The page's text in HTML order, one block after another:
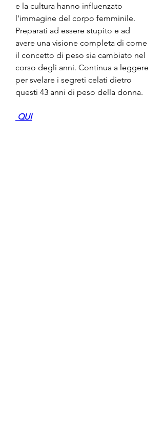
e la cultura hanno influenzato
l'immagine del corpo femminile.
Preparati ad essere stupito e ad
avere una visione completa di come
il concetto di peso sia cambiato nel
corso degli anni. Continua a leggere
per svelare i segreti celati dietro
questi 43 anni di peso della donna.
QUI